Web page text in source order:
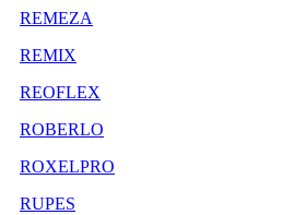
REMEZA
REMIX
REOFLEX
ROBERLO
ROXELPRO
RUPES